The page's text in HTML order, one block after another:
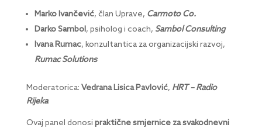
Marko Ivančević, član Uprave, Carmoto Co.
Darko Sambol, psiholog i coach, Sambol Consulting
Ivana Rumac, konzultantica za organizacijski razvoj,
Rumac Solutions
Moderatorica: Vedrana Lisica Pavlović, HRT – Radio
Rijeka
Ovaj panel donosi praktične smjernice za svakodnevni